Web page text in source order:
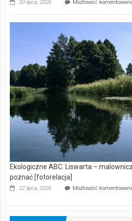
30 lipca, 2026 Możliwość
Ekologiczne ABC. Liswarta –
poznać [fotorelacja]
22 lipca, 2026 Możliwość